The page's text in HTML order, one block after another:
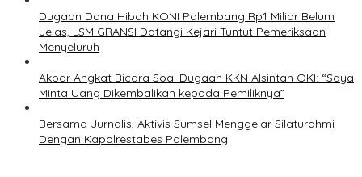
Dugaan Dana Hibah KONI Palembang Rp1 Miliar Belum
Jelas, LSM GRANSI Datangi Kejari Tuntut Pemeriksaan
Menyeluruh
Akbar Angkat Bicara Soal Dugaan KKN Alsintan OKI: “Saya
Minta Uang Dikembalikan kepada Pemiliknya”
Bersama Jurnalis, Aktivis Sumsel Menggelar Silaturahmi
Dengan Kapolrestabes Palembang